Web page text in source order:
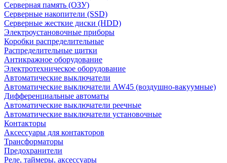
Серверная память (ОЗУ)
Серверные накопители (SSD)
Серверные жесткие диски (HDD)
Электроустановочные приборы
Коробки распределительные
Распределительные щитки
Антикражное оборудование
Электротехническое оборудование
Автоматические выключатели
Автоматические выключатели AW45 (воздушно-вакуумные)
Дифференциальные автоматы
Автоматические выключатели реечные
Автоматические выключатели установочные
Контакторы
Аксессуары для контакторов
Трансформаторы
Предохранители
Реле, таймеры, аксессуары